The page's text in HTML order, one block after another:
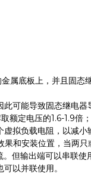
属底板上，并且固
可能导致固态继电
额定电压的1.6-1.9倍；
拟负载电阻，以减小
和安装位置，当两只
但输出端可以串联使
以并联使用。